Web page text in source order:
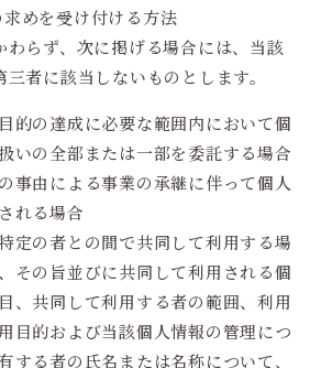
求めを受け付ける方法
わらず、次に掲げる場合には、当該
者に該当しないものとします。
的の達成に必要な範囲内において個
いの全部または一部を委託する場合
事由による事業の承継に伴って個人
れる場合
定の者との間で共同して利用する場
その旨並びに共同して利用される個
、共同して利用する者の範囲、利用
目的および当該個人情報の管理につ
する者の氏名または名称について、